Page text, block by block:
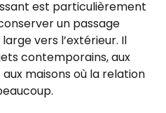
est particulièrement
un passage
vers l’extérieur. Il
contemporains, aux
maisons où la relation